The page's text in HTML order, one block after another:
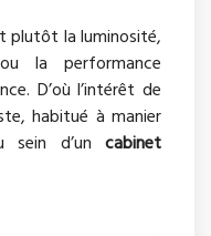
plutôt la luminosité,
la performance
D’où l’intérêt de
habitué à manier
sein d’un cabinet